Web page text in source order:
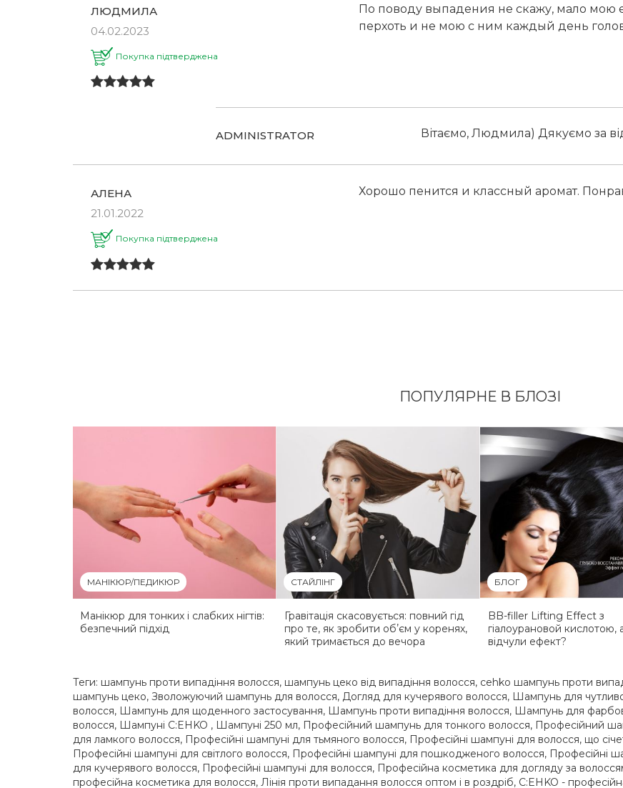
ЛЮДМИЛА
04.02.2023
Покупка підтверджена
По поводу выпадения не скажу, мало мою
перхоть и не мою с ним каждый день
ADMINISTRATOR Вітаємо, Людмила) Дякуємо за
АЛЕНА
21.01.2022
Покупка підтверджена
Хорошо пенится и классный аромат.
ПОПУЛЯРНЕ В БЛОЗІ
МАНІКЮР/ПЕДИКЮР
Манікюр для тонких і слабких нігтів:
безпечний підхід
СТАЙЛІНГ
Гравітація скасовується: повний гід
про те, як зробити обʼєм у коренях,
який тримається до вечора
БЛОГ
BB-filler Lifting Effect з
гіалоурановой кислотою,
відчули ефект?
Теги: шампунь проти випадіння волосся, шампунь цеко від випадіння волосся, cehko шампунь проти
шампунь цеко, Зволожуючий шампунь для волосся, Догляд для кучерявого волосся, Шампунь для
волосся, Шампунь для щоденного застосування, Шампунь проти випадіння волосся, Шампунь для
волосся, Шампуні C:EHKO , Шампуні 250 мл, Професійний шампунь для тонкого волосся, Професійний
для ламкого волосся, Професійні шампуні для тьмяного волосся, Професійні шампуні для волосся, що
Професійні шампуні для світлого волосся, Професійні шампуні для пошкодженого волосся, Професійні
для кучерявого волосся, Професійні шампуні для волосся, Професійна косметика для догляду за
професійна косметика для волосся, Лінія проти випадання волосся оптом і в роздріб, C:EHKO -